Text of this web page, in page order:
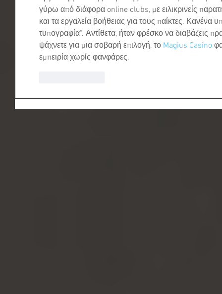
γύρω από διάφορα online clubs, με ειλικρινείς
και τα εργαλεία βοήθειας για τους παίκτες. Κανένα
τυπογραφία”. Αντίθετα, ήταν φρέσκο να διαβάζεις
ψάχνετε για μια σοβαρή επιλογή, το Magius Casino
εμπειρία χωρίς φανφάρες.